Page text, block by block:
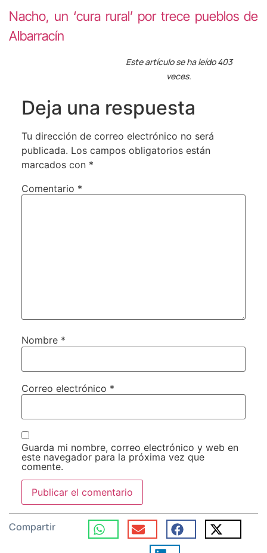
Nacho, un ‘cura rural’ por trece pueblos de
Albarracín
Este artículo se ha leído 403
veces.
Deja una respuesta
Tu dirección de correo electrónico no será
publicada. Los campos obligatorios están
marcados con *
Comentario *
Nombre *
Correo electrónico *
Guarda mi nombre, correo electrónico y web en
este navegador para la próxima vez que
comente.
Compartir